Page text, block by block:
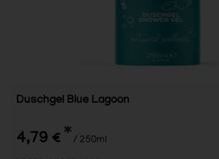
Duschgel Blue Lagoon
4,79 € * / 250ml